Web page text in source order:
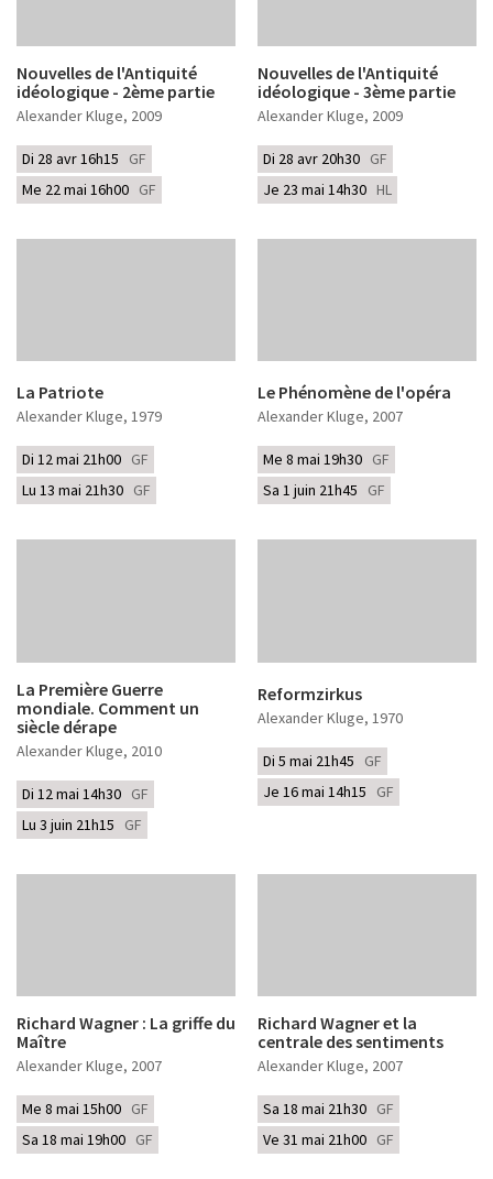
Nouvelles de l'Antiquité
idéologique - 2ème partie
Alexander Kluge, 2009
Di 28 avr 16h15 GF
Me 22 mai 16h00 GF
Nouvelles de l'Antiquité
idéologique - 3ème partie
Alexander Kluge, 2009
Di 28 avr 20h30 GF
Je 23 mai 14h30 HL
La Patriote
Alexander Kluge, 1979
Di 12 mai 21h00 GF
Lu 13 mai 21h30 GF
Le Phénomène de l'opéra
Alexander Kluge, 2007
Me 8 mai 19h30 GF
Sa 1 juin 21h45 GF
La Première Guerre
mondiale. Comment un
siècle dérape
Alexander Kluge, 2010
Di 12 mai 14h30 GF
Lu 3 juin 21h15 GF
Reformzirkus
Alexander Kluge, 1970
Di 5 mai 21h45 GF
Je 16 mai 14h15 GF
Richard Wagner : La griffe du
Maître
Alexander Kluge, 2007
Me 8 mai 15h00 GF
Sa 18 mai 19h00 GF
Richard Wagner et la
centrale des sentiments
Alexander Kluge, 2007
Sa 18 mai 21h30 GF
Ve 31 mai 21h00 GF